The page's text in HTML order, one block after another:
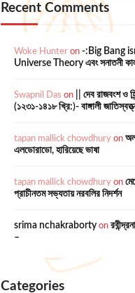
Recent Comments
Woke Hunteron -:Big Bang
Universe Theory এবং সনাতনী
Swapnil Das on
|| দেব রাজবংশ ও
(১২৩১-১৪১৮ খ্রি:)- বাঙ্গালী
tapan mallick chowdhuryon
এলডোরাডো, হারিয়েছে ভাষা
tapan mallick chowdhuryon
প্রাচীনতম সভ্যতায় নরবলির নিদর্শন
srima nchakrabortyon
–
Categories